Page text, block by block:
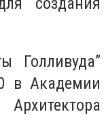
Голливуда”
в Академии